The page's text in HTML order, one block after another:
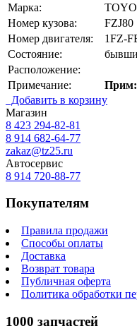
Марка:
Номер кузова:
FZJ80
Номер двигателя:
1FZ-
Состояние:
Расположение:
Примечание:
Добавить в корзину
Магазин
8 423 294-82-81
8 914 682-64-77
zakaz@tz25.ru
Автосервис
8 914 720-88-77
Покупателям
Правила продажи
Способы оплаты
Доставка
Возврат товара
Публичная оферта
Политика обработки
1000 запчастей